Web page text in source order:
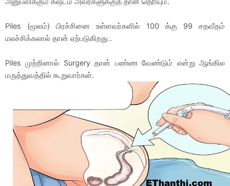
Piles (மூலம்) பிரச்சினை உள்ளவர்களில் 100 க்கு 99 சதவீதம்
மலச்சிக்கலால் தான் ஏற்படுகிறது..
Piles முற்றினால் Surgery தான் பண்ண வேண்டும் என்று ஆங்கில
மருத்துவத்தில் கூறுவார்கள்.